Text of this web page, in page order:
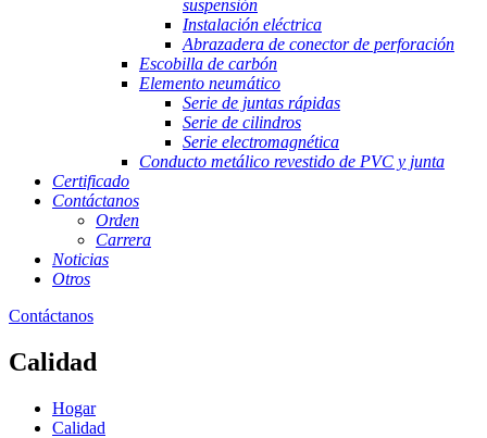
suspensión
Instalación eléctrica
Abrazadera de conector de perforación
Escobilla de carbón
Elemento neumático
Serie de juntas rápidas
Serie de cilindros
Serie electromagnética
Conducto metálico revestido de PVC y junta
Certificado
Contáctanos
Orden
Carrera
Noticias
Otros
Contáctanos
Calidad
Hogar
Calidad